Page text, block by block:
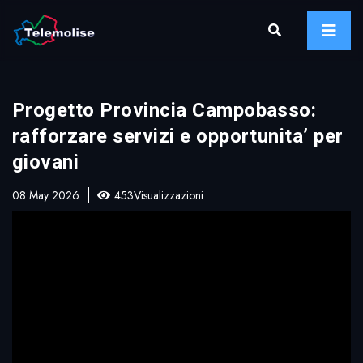
Progetto Provincia Campobasso:
rafforzare servizi e opportunita’ per
giovani
08 May 2026 453Visualizzazioni